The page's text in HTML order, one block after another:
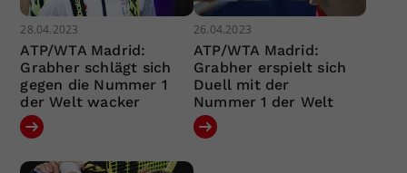
28.04.2023
ATP/WTA Madrid:
Grabher schlägt sich
gegen die Nummer 1
der Welt wacker
26.04.2023
ATP/WTA Madrid:
Grabher erspielt sich
Duell mit der
Nummer 1 der Welt